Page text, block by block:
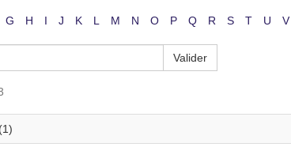
G H I J K L M N O P Q R S T U V
Valider